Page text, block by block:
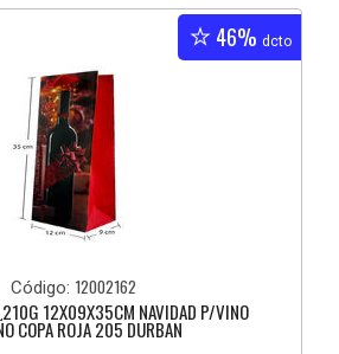
46% dcto
Código: 12002162
210G 12X09X35CM NAVIDAD P/VINO
COPA ROJA 205 DURBAN